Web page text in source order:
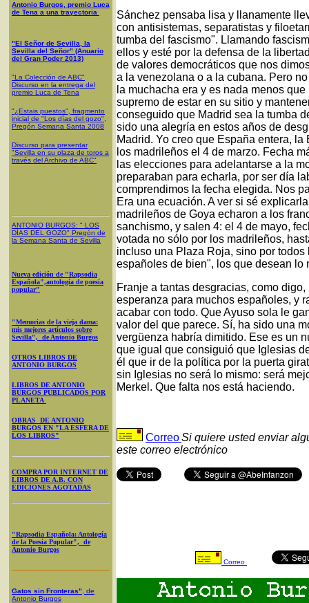
Antonio Burgos, premio Luca
de Tena a una trayectoria
"El Señor de Sevilla, la
Sevilla del Señor" (Anuario
del Gran Poder 2013)
"La Colección de ABC"
Discurso en la entrega del
premio Luca de Tena
"¿Estais puestos", fragmento
inicial de "Los días del gozo",
Pregón Semana Santa 2008
Discurso para presentar
"Sevilla en su plaza de toros a
través del Archivo de ABC"
ANTONIO BURGOS: " LOS
DÍAS DEL GOZO" Pregón de
la Semana Santa de Sevilla
Nueva edición de "Rapsodia
Española",antología de poesía
popular"
"Memorias de la vieja dama:
mis mejores artículos sobre
Sevilla", de Antonio Burgos
OTROS LIBROS DE
ANTONIO BURGOS
LIBROS DE ANTONIO
BURGOS PUBLICADOS POR
PLANETA
OBRAS DE ANTONIO
BURGOS EN "LA ESFERA DE
LOS LIBROS"
COMPRA POR INTERNET DE
LIBROS DE A.B. CON
EDICIONES AGOTADAS
"Rapsodia Española: Antología
de la Poesía Popular", de
Antonio Burgos
Gatos sin Fronteras" , de
Antonio Burgos
Sánchez pensaba lisa y llanamente
con antisistemas, separatistas y
tumba del fascismo". Llamando
ellos y esté por la defensa de la
de valores democráticos que nos
a la venezolana o a la cubana. Pero
la muchacha era y es nada menos
supremo de estar en su sitio y
conseguido que Madrid sea la tumba
sido una alegría en estos años de
Madrid. Yo creo que España entera,
los madrileños el 4 de marzo. Fecha
las elecciones para adelantarse a la
preparaban para echarla, por ser día
comprendimos la fecha elegida. Nos
Era una ecuación. A ver si sé
madrileños de Goya echaron a los
sanchismo, y salen 4: el 4 de mayo,
votada no sólo por los madrileños,
incluso una Plaza Roja, sino por
españoles de bien", los que desean
Franje a tantas desgracias, como
esperanza para muchos españoles, y
acabar con todo. Que Ayuso sola le
valor del que parece. Sí, ha sido una
vergüenza habría dimitido. Ese es un
que igual que consiguió que Iglesias
él que ir de la política por la puerta
sin Iglesias no será lo mismo: será
Merkel. Que falta nos está haciendo.
CorreoSi quiere usted enviar
este correo electrónico
Correo